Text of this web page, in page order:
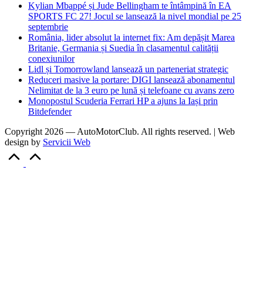
Kylian Mbappé și Jude Bellingham te întâmpină în EA
SPORTS FC 27! Jocul se lansează la nivel mondial pe 25
septembrie
România, lider absolut la internet fix: Am depășit Marea
Britanie, Germania și Suedia în clasamentul calității
conexiunilor
Lidl și Tomorrowland lansează un parteneriat strategic
Reduceri masive la portare: DIGI lansează abonamentul
Nelimitat de la 3 euro pe lună și telefoane cu avans zero
Monopostul Scuderia Ferrari HP a ajuns la Iași prin
Bitdefender
Copyright 2026 — AutoMotorClub. All rights reserved. | Web
design by Servicii Web